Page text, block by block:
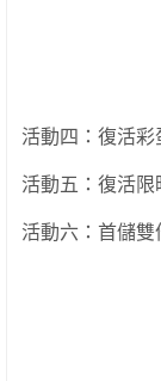
活動四：復活彩
活動五：復活限
活動六：首儲